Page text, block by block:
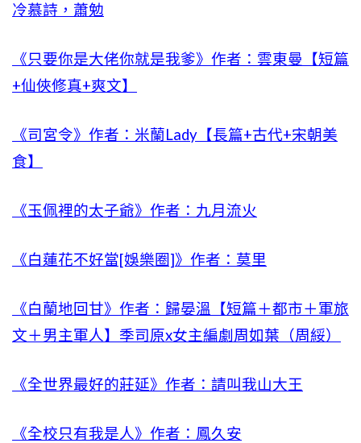
冷慕詩，蕭勉
《只要你是大佬你就是我爹》作者：雲東曼【短篇
+仙俠修真+爽文】
《司宮令》作者：米蘭Lady【長篇+古代+宋朝美
食】
《玉佩裡的太子爺》作者：九月流火
《白蓮花不好當[娛樂圈]》作者：莫里
《白蘭地回甘》作者：歸晏溫【短篇＋都市＋軍旅
文＋男主軍人】季司原x女主編劇周如葉（周綏）
《全世界最好的莊延》作者：請叫我山大王
《全校只有我是人》作者：鳳久安